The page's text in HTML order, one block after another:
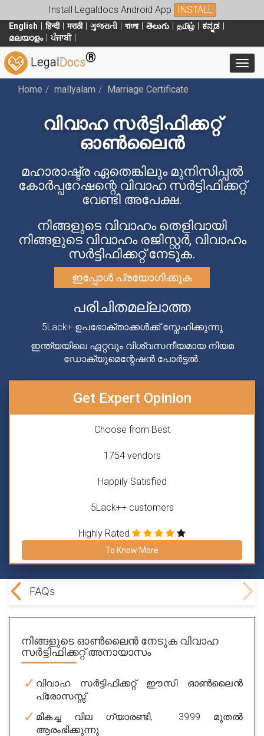
Install Legaldocs Android App INSTALL
English हिन्दी मराठी ગુજરાતી বাংলা తెలుగు தமிழ்
ಕನ್ನಡ
മലയാളം
ਪੰਜਾਬੀ
LegalDocs®
Home mallyalam Marriage Certificate
വിവാഹ സർട്ടിഫിക്കറ്റ്
ഓൺലൈൻ
മഹാരാഷ്ട്ര ഏതെങ്കിലും മുനിസിപ്പൽ
കോർപ്പറേഷന്റെ വിവാഹ സർട്ടിഫിക്കറ്റ്
വേണ്ടി അപേക്ഷ.
നിങ്ങളുടെ വിവാഹം തെളിവായി
നിങ്ങളുടെ വിവാഹം രജിസ്റ്റർ, വിവാഹം
സർട്ടിഫിക്കറ്റ് നേടുക.
ഇപ്പോൾ പ്രയോഗിക്കുക
പരിചിതമല്ലാത്ത
5Lack+ ഉപഭോക്താക്കൾക്ക് സ്നേഹിക്കുന്നു
ഇന്ത്യയിലെ ഏറ്റവും വിശ്വസനീയമായ നിയമ
ഡോക്യുമെന്റേഷൻ പോർട്ടൽ.
Get Expert Opinion
Choose from Best
1754 vendors
Happily Satisfied
5Lack++ customers
Highly Rated
To Know More
FAQs
നിങ്ങളുടെ ഓൺലൈൻ നേടുക വിവാഹ
സർട്ടിഫിക്കറ്റ്അനായാസം
വിവാഹ സർട്ടിഫിക്കറ്റ് ഈസി ഓൺലൈൻ
പ്രോസസ്സ്.
മികച്ച വില ഗ്യാരണ്ടി, ₹ 3999 മുതൽ
ആരംഭിക്കുന്നു.